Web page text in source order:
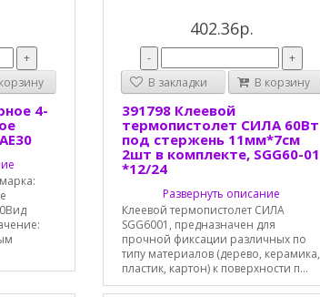
+
4-
402.36р.
-
+
В закладки
В корзину
391798 Клеевой
термопистолет СИЛА 60Bт
под стержень 11мм*7см
2шт в комплекте, SGG60-01
*12/24
Развернуть описание
Клеевой термопистолет СИЛА
SGG6001, предназначен для
прочной фиксации различных по
типу материалов (дерево, керамика,
пластик, картон) к поверхности п...